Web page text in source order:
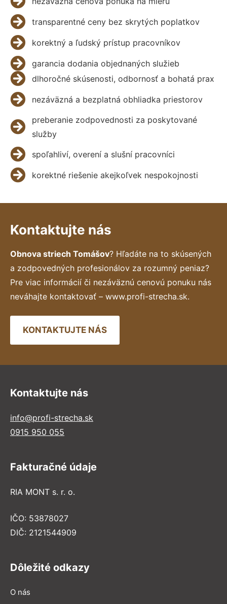
transparentné ceny bez skrytých poplatkov
korektný a ľudský prístup pracovníkov
garancia dodania objednaných služieb
dlhoročné skúsenosti, odbornosť a bohatá prax
nezáväzná a bezplatná obhliadka priestorov
preberanie zodpovednosti za poskytované
služby
spoľahliví, overení a slušní pracovníci
korektné riešenie akejkoľvek nespokojnosti
Kontaktujte nás
Obnova striech Tomášov? Hľadáte na to skúsených
a zodpovedných profesionálov za rozumný peniaz?
Pre viac informácií či nezáväznú cenovú ponuku nás
neváhajte kontaktovať – www.profi-strecha.sk.
KONTAKTUJTE NÁS
Kontaktujte nás
info@profi-strecha.sk
0915 950 055
Fakturačné údaje
RIA MONT s. r. o.
IČO: 53878027
DIČ: 2121544909
Dôležité odkazy
O nás